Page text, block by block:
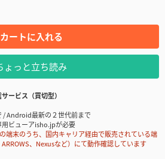
カートに入れる
ょっと立ち読み
ービス（買切型）
/ Android最新の２世代前まで
ビューアisho.jpが必要
末のうち、国内キャリア経由で販売されている端
、Nexusなど）にて動作確認しています